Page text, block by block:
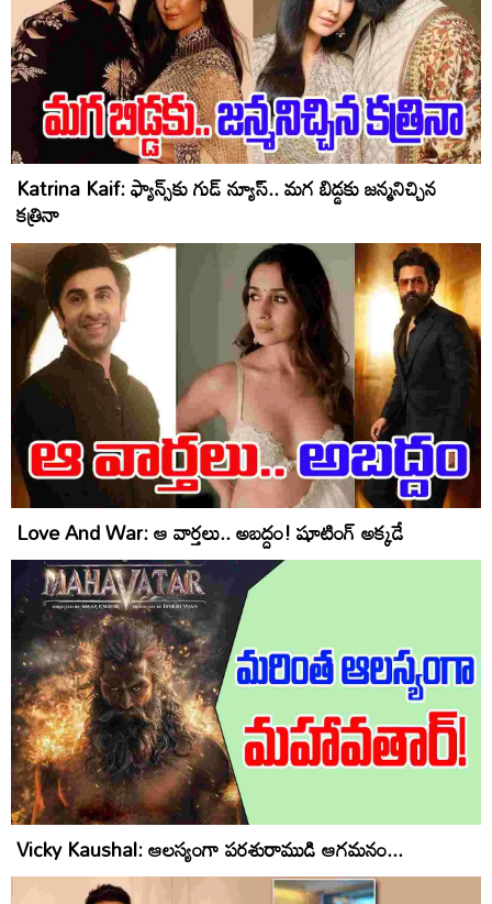
Katrina Kaif: ఫ్యాన్స్‌కు గుడ్ న్యూస్‌.. మ‌గ బిడ్డ‌కు జ‌న్మ‌నిచ్చిన
క‌త్రినా
Love And War: ఆ వార్త‌లు.. అబ‌ద్దం! షూటింగ్ అక్క‌డే
Vicky Kaushal: ఆలస్యంగా పరశురాముడి ఆగమనం...